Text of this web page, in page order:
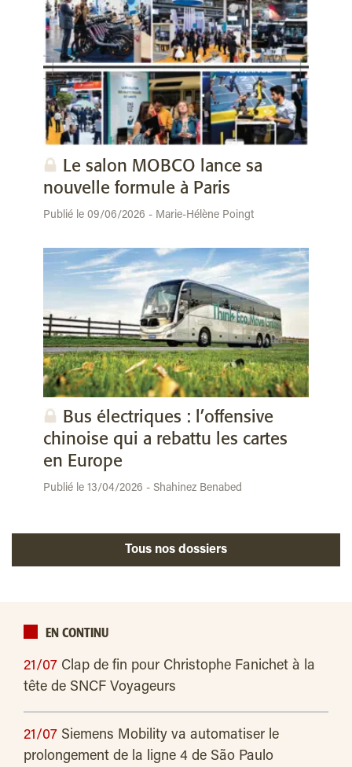
Le salon MOBCO lance sa
nouvelle formule à Paris
Publié le 09/06/2026 - Marie-Hélène Poingt
Bus électriques : l’offensive
chinoise qui a rebattu les cartes
en Europe
Publié le 13/04/2026 - Shahinez Benabed
Tous nos dossiers
EN CONTINU
21/07 Clap de fin pour Christophe Fanichet à la
tête de SNCF Voyageurs
21/07 Siemens Mobility va automatiser le
prolongement de la ligne 4 de São Paulo